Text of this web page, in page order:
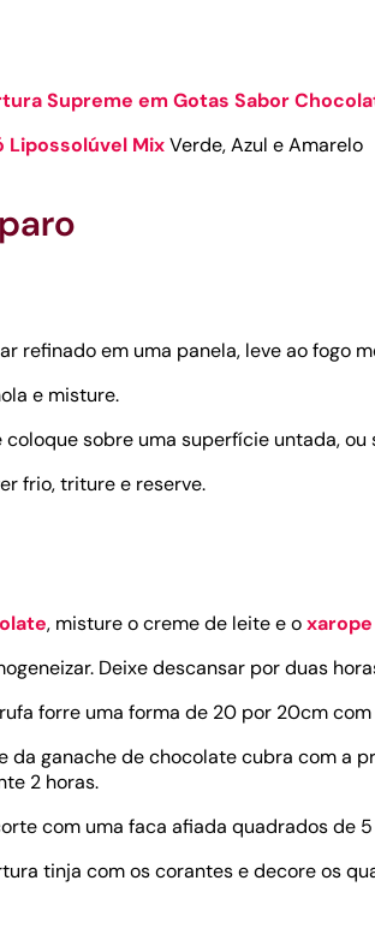
Supreme em Gotas Sabor
Lipossolúvel MixVerde, Azul e Amarelo
refinado em uma panela, leve ao fogo
e misture.
coloque sobre uma superfície untada,
frio, triture e reserve.
, misture o creme de leite e o
Deixe descansar por duas
forre uma forma de 20 por 20cm
da ganache de chocolate cubra com a
2 horas.
com uma faca afiada quadrados de
tinja com os corantes e decore os